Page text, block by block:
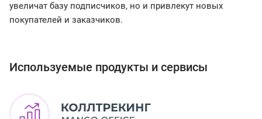
увеличат базу подписчиков, но и привлекут новых
покупателей и заказчиков.
Используемые продукты и сервисы